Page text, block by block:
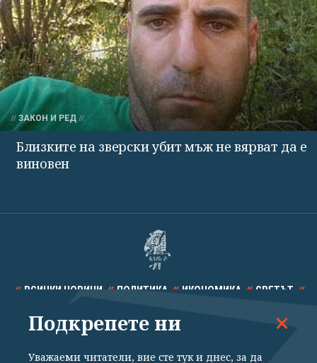
ЗАКОН И РЕД
Близките на зверски убит мъж не вярват да е
виновен
ВСИЧКИ НОВИНИ ПОЛИТИКА ИКОНОМИКА СВЕТЪТ
СПОРТ КУЛТУРА ТЕХНОЛОГИИ КАЛЕЙДОСКОП
Подкрепете ни
Уважаеми читатели, вие сте тук и днес, за да